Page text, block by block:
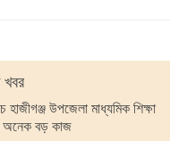
হাজীগঞ্জ উপজেলা মাধ্যমিক শিক্ষা
অনেক বড় কাজ